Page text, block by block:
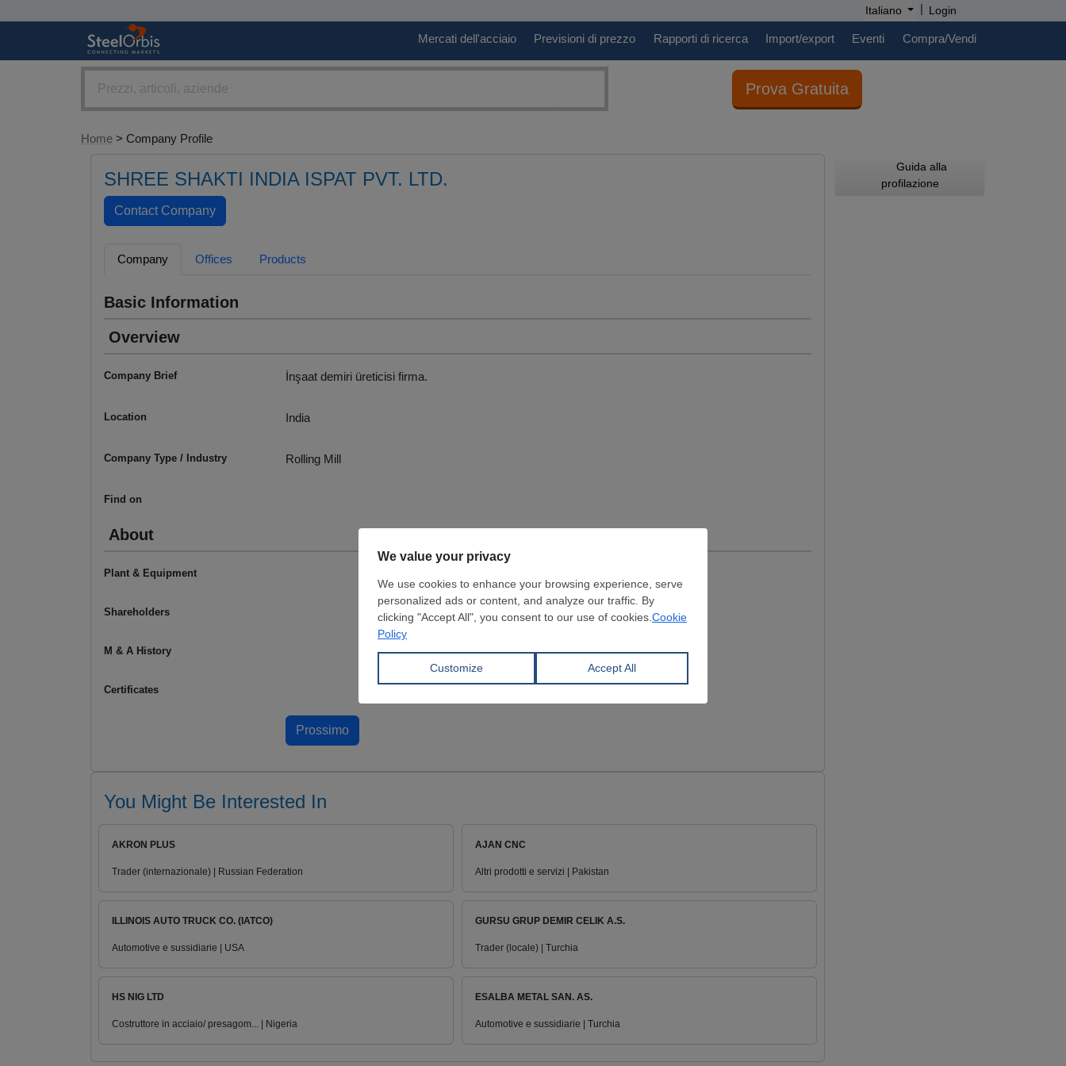
Italiano | Login
Mercati dell'acciaio Previsioni di prezzo Rapporti di ricerca Import/export Eventi Compra/Vendi
Prova Gratuita
Home > Company Profile
SHREE SHAKTI INDIA ISPAT PVT. LTD.
Company Offices Products
Basic Information
Overview
Company Brief İnşaat demiri üreticisi firma.
Location India
Company Type / Industry Rolling Mill
Find on
About
Plant & Equipment
Shareholders
M & A History
Certificates
You Might Be Interested In
AKRON PLUS
Trader (internazionale) | Russian Federation
AJAN CNC
Altri prodotti e servizi | Pakistan
ILLINOIS AUTO TRUCK CO. (IATCO)
Automotive e sussidiarie | USA
GURSU GRUP DEMIR CELIK A.S.
Trader (locale) | Turchia
HS NIG LTD
Costruttore in acciaio/ presagom... | Nigeria
ESALBA METAL SAN. AS.
Automotive e sussidiarie | Turchia
Guida alla
profilazione